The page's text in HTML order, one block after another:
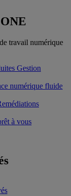
travail numérique
Gestion
numérique fluide
à vous